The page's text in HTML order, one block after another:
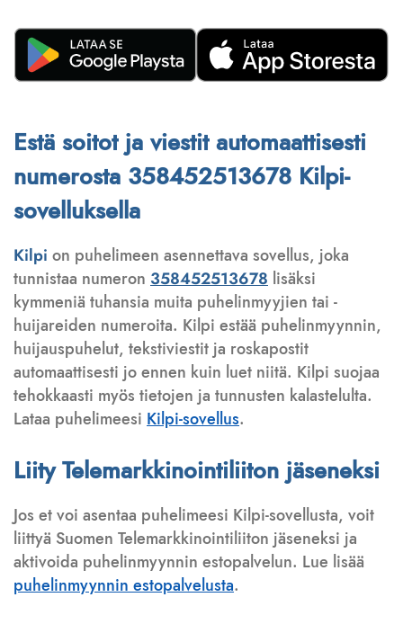
Estä soitot ja viestit automaattisesti
numerosta 358452513678 Kilpi-
sovelluksella
Kilpi on puhelimeen asennettava sovellus, joka
tunnistaa numeron 358452513678 lisäksi
kymmeniä tuhansia muita puhelinmyyjien tai -
huijareiden numeroita. Kilpi estää puhelinmyynnin,
huijauspuhelut, tekstiviestit ja roskapostit
automaattisesti jo ennen kuin luet niitä. Kilpi suojaa
tehokkaasti myös tietojen ja tunnusten kalastelulta.
Lataa puhelimeesi Kilpi-sovellus.
Liity Telemarkkinointiliiton jäseneksi
Jos et voi asentaa puhelimeesi Kilpi-sovellusta, voit
liittyä Suomen Telemarkkinointiliiton jäseneksi ja
aktivoida puhelinmyynnin estopalvelun. Lue lisää
puhelinmyynnin estopalvelusta.